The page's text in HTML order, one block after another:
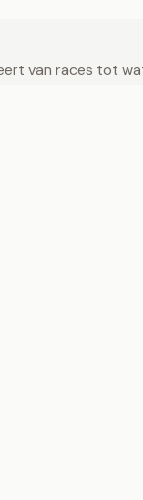
van races tot